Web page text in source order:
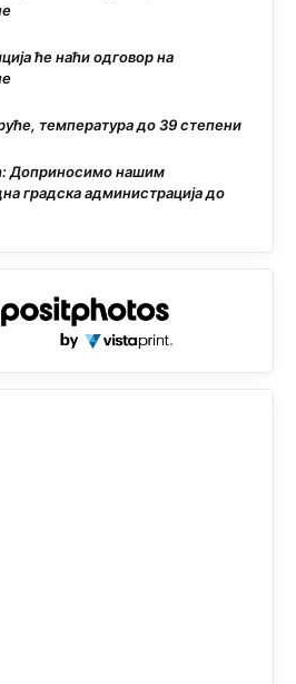
ће наћи одговор на
температура до 39 степени
Доприносимо нашим
градска администрација до